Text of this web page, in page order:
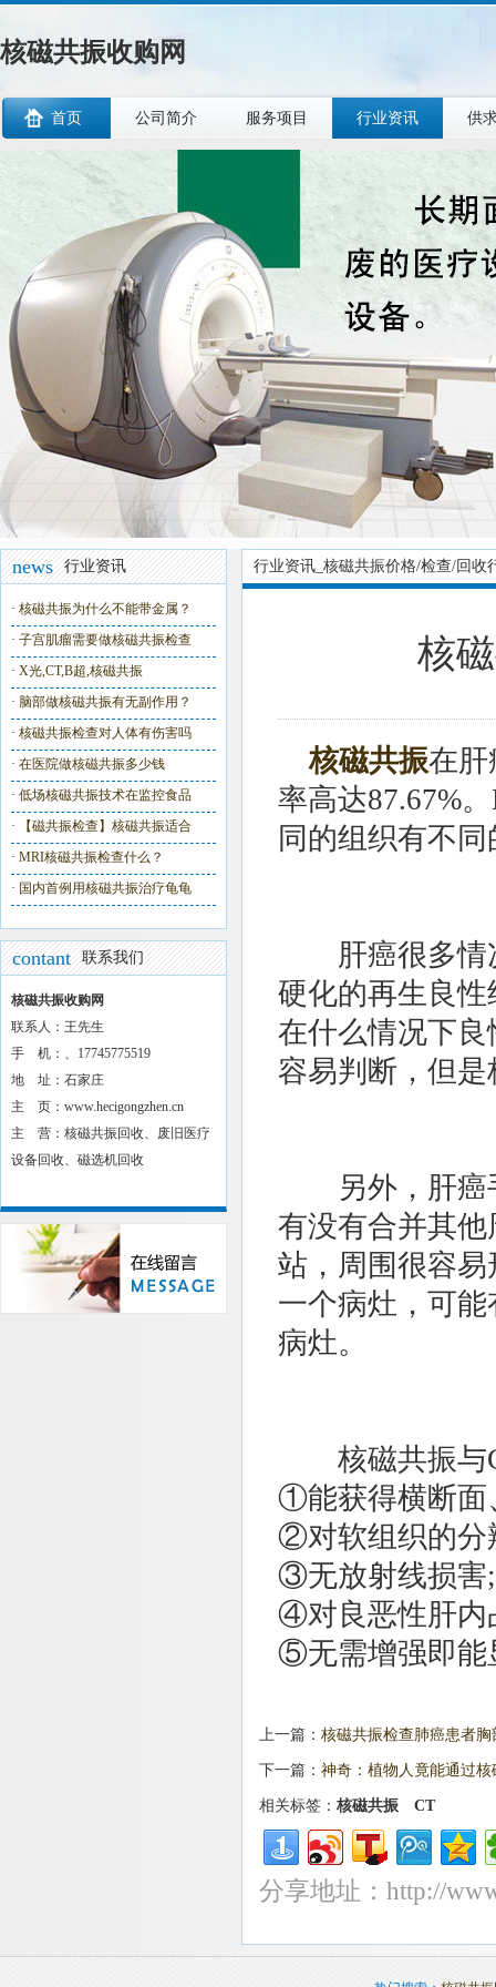
核磁共振收购网
首页 公司简介 服务项目 行业资讯 供
news 行业资讯
· 核磁共振为什么不能带金属？
· 子宫肌瘤需要做核磁共振检查
· X光,CT,B超,核磁共振
· 脑部做核磁共振有无副作用？
· 核磁共振检查对人体有伤害吗
· 在医院做核磁共振多少钱
· 低场核磁共振技术在监控食品
·
【磁共振检查】核磁共振适合
· MRI核磁共振检查什么？
· 国内首例用核磁共振治疗龟龟
contant 联系我们
核磁共振收购网
联系人：王先生
手 机：、17745775519
地 址：石家庄
主 页：www.hecigongzhen.cn
主 营：核磁共振回收、废旧医疗
设备回收、磁选机回收
行业资讯_核磁共振价格/检查/回收
核
核磁共振在肝
率高达87.67%
同的组织有不
肝癌很多情况
硬化的再生良
在什么情况下
容易判断，但
另外，肝癌手
有没有合并其
站，周围很容
一个病灶，可
病灶。
核磁共振与
①能获得横断面
②对软组织的分
③无放射线损害;
④对良恶性肝内
⑤无需增强即能
上一篇： 核磁共振检查肺癌患者
下一篇： 神奇：植物人竟能通过
相关标签： 核磁共振 CT
分享地址：http://